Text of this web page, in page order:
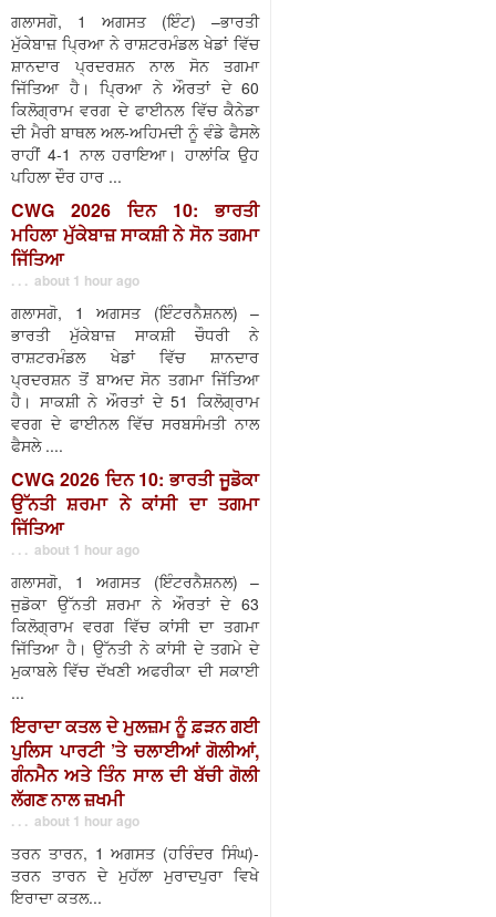
ਗਲਾਸਗੋ, 1 ਅਗਸਤ (ਇੰਟ) –ਭਾਰਤੀ
ਮੁੱਕੇਬਾਜ਼ ਪ੍ਰਿਆ ਨੇ ਰਾਸ਼ਟਰਮੰਡਲ ਖੇਡਾਂ ਵਿੱਚ
ਸ਼ਾਨਦਾਰ ਪ੍ਰਦਰਸ਼ਨ ਨਾਲ ਸੋਨ ਤਗਮਾ
ਜਿੱਤਿਆ ਹੈ। ਪ੍ਰਿਆ ਨੇ ਔਰਤਾਂ ਦੇ 60
ਕਿਲੋਗ੍ਰਾਮ ਵਰਗ ਦੇ ਫਾਈਨਲ ਵਿੱਚ ਕੈਨੇਡਾ
ਦੀ ਮੈਰੀ ਬਾਥਲ ਅਲ-ਅਹਿਮਦੀ ਨੂੰ ਵੰਡੇ ਫੈਸਲੇ
ਰਾਹੀਂ 4-1 ਨਾਲ ਹਰਾਇਆ। ਹਾਲਾਂਕਿ ਉਹ
ਪਹਿਲਾ ਦੌਰ ਹਾਰ ...
CWG 2026 ਦਿਨ 10: ਭਾਰਤੀ
ਮਹਿਲਾ ਮੁੱਕੇਬਾਜ਼ ਸਾਕਸ਼ੀ ਨੇ ਸੋਨ ਤਗਮਾ
ਜਿੱਤਿਆ
. . . about 1 hour ago
ਗਲਾਸਗੋ, 1 ਅਗਸਤ (ਇੰਟਰਨੈਸ਼ਨਲ) –
ਭਾਰਤੀ ਮੁੱਕੇਬਾਜ਼ ਸਾਕਸ਼ੀ ਚੌਧਰੀ ਨੇ
ਰਾਸ਼ਟਰਮੰਡਲ ਖੇਡਾਂ ਵਿੱਚ ਸ਼ਾਨਦਾਰ
ਪ੍ਰਦਰਸ਼ਨ ਤੋਂ ਬਾਅਦ ਸੋਨ ਤਗਮਾ ਜਿੱਤਿਆ
ਹੈ। ਸਾਕਸ਼ੀ ਨੇ ਔਰਤਾਂ ਦੇ 51 ਕਿਲੋਗ੍ਰਾਮ
ਵਰਗ ਦੇ ਫਾਈਨਲ ਵਿੱਚ ਸਰਬਸੰਮਤੀ ਨਾਲ
ਫੈਸਲੇ ....
CWG 2026 ਦਿਨ 10: ਭਾਰਤੀ ਜੂਡੋਕਾ
ਉੱਨਤੀ ਸ਼ਰਮਾ ਨੇ ਕਾਂਸੀ ਦਾ ਤਗਮਾ
ਜਿੱਤਿਆ
. . . about 1 hour ago
ਗਲਾਸਗੋ, 1 ਅਗਸਤ (ਇੰਟਰਨੈਸ਼ਨਲ) –
ਜੁਡੋਕਾ ਉੱਨਤੀ ਸ਼ਰਮਾ ਨੇ ਔਰਤਾਂ ਦੇ 63
ਕਿਲੋਗ੍ਰਾਮ ਵਰਗ ਵਿੱਚ ਕਾਂਸੀ ਦਾ ਤਗਮਾ
ਜਿੱਤਿਆ ਹੈ। ਉੱਨਤੀ ਨੇ ਕਾਂਸੀ ਦੇ ਤਗਮੇ ਦੇ
ਮੁਕਾਬਲੇ ਵਿੱਚ ਦੱਖਣੀ ਅਫਰੀਕਾ ਦੀ ਸਕਾਈ
...
ਇਰਾਦਾ ਕਤਲ ਦੇ ਮੁਲਜ਼ਮ ਨੂੰ ਫ਼ੜਨ ਗਈ
ਪੁਲਿਸ ਪਾਰਟੀ ’ਤੇ ਚਲਾਈਆਂ ਗੋਲੀਆਂ,
ਗੰਨਮੈਨ ਅਤੇ ਤਿੰਨ ਸਾਲ ਦੀ ਬੱਚੀ ਗੋਲੀ
ਲੱਗਣ ਨਾਲ ਜ਼ਖਮੀ
. . . about 1 hour ago
ਤਰਨ ਤਾਰਨ, 1 ਅਗਸਤ (ਹਰਿੰਦਰ ਸਿੰਘ)-
ਤਰਨ ਤਾਰਨ ਦੇ ਮੁਹੱਲਾ ਮੁਰਾਦਪੁਰਾ ਵਿਖੇ
ਇਰਾਦਾ ਕਤਲ...